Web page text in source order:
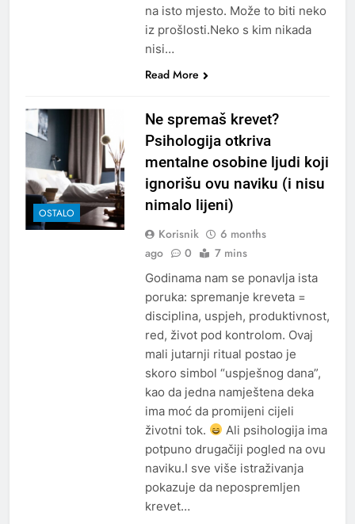
na isto mjesto. Može to biti neko
iz prošlosti.Neko s kim nikada
nisi…
Read More
OSTALO
Ne spremaš krevet?
Psihologija otkriva
mentalne osobine ljudi koji
ignorišu ovu naviku (i nisu
nimalo lijeni)
Korisnik
6 months
ago
0 7 mins
Godinama nam se ponavlja ista
poruka: spremanje kreveta =
disciplina, uspjeh, produktivnost,
red, život pod kontrolom. Ovaj
mali jutarnji ritual postao je
skoro simbol “uspješnog dana”,
kao da jedna namještena deka
ima moć da promijeni cijeli
životni tok.
Ali psihologija ima
potpuno drugačiji pogled na ovu
naviku.I sve više istraživanja
pokazuje da nepospremljen
krevet…